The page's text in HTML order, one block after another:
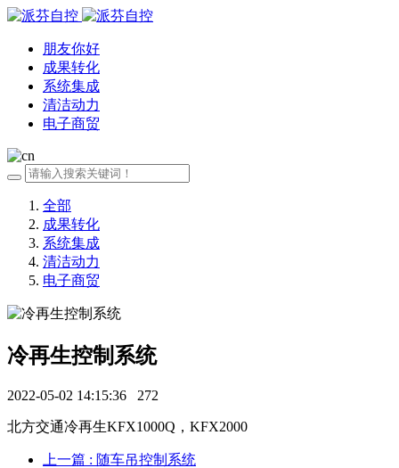
朋友你好
成果转化
系统集成
清洁动力
电子商贸
全部
成果转化
系统集成
清洁动力
电子商贸
冷再生控制系统
2022-05-02 14:15:36 272
北方交通冷再生KFX1000Q，KFX2000
上一篇 : 随车吊控制系统